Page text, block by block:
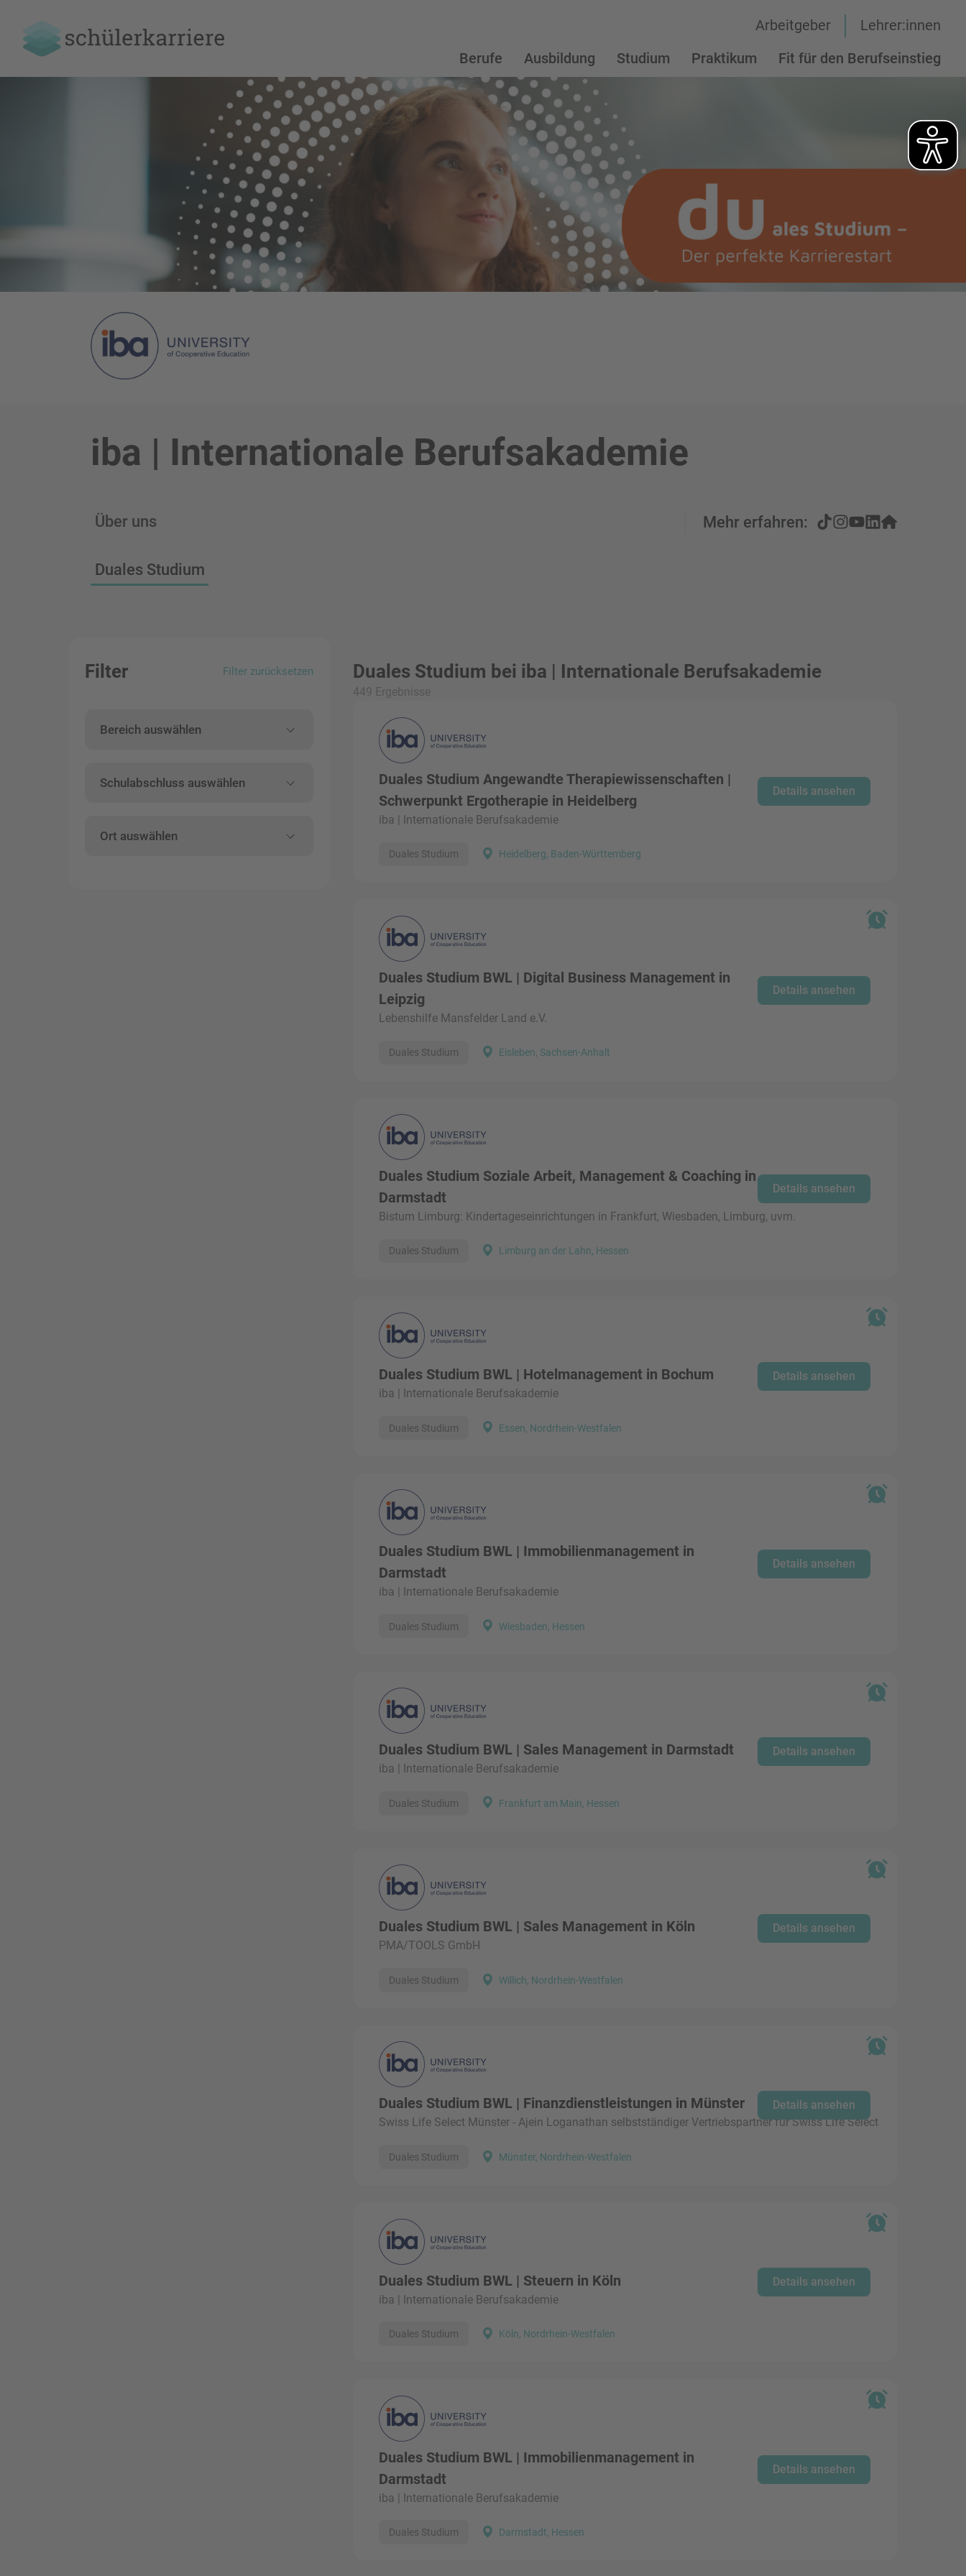
Berufe Ausbildung Studium Praktikum Fit für den Berufseinstieg
Arbeitgeber Lehrer:innen
iba | Internationale Berufsakademie
Über uns
Duales Studium
Mehr erfahren:
Filter Filter zurücksetzen
Bereich auswählen
Schulabschluss auswählen
Ort auswählen
Duales Studium bei iba | Internationale Berufsakademie
449 Ergebnisse
Duales Studium Angewandte Therapiewissenschaften |
Schwerpunkt Ergotherapie in Heidelberg
iba | Internationale Berufsakademie
Heidelberg, Baden-Württemberg
Duales Studium
Details ansehen
Duales Studium BWL | Digital Business Management in
Leipzig
Lebenshilfe Mansfelder Land e.V.
Eisleben, Sachsen-Anhalt
Duales Studium
Details ansehen
Duales Studium Soziale Arbeit, Management & Coaching in
Darmstadt
Bistum Limburg: Kindertageseinrichtungen in Frankfurt, Wiesbaden, Limburg, uvm.
Limburg an der Lahn, Hessen
Duales Studium
Details ansehen
Duales Studium BWL | Hotelmanagement in Bochum
iba | Internationale Berufsakademie
Essen, Nordrhein-Westfalen
Duales Studium
Details ansehen
Duales Studium BWL | Immobilienmanagement in
Darmstadt
iba | Internationale Berufsakademie
Wiesbaden, Hessen
Duales Studium
Details ansehen
Duales Studium BWL | Sales Management in Darmstadt
iba | Internationale Berufsakademie
Frankfurt am Main, Hessen
Duales Studium
Details ansehen
Duales Studium BWL | Sales Management in Köln
PMA/TOOLS GmbH
Willich, Nordrhein-Westfalen
Duales Studium
Details ansehen
Duales Studium BWL | Finanzdienstleistungen in Münster
Swiss Life Select Münster - Ajein Loganathan selbstständiger Vertriebspartner für Swiss Life Select
Münster, Nordrhein-Westfalen
Duales Studium
Details ansehen
Duales Studium BWL | Steuern in Köln
iba | Internationale Berufsakademie
Köln, Nordrhein-Westfalen
Duales Studium
Details ansehen
Duales Studium BWL | Immobilienmanagement in
Darmstadt
iba | Internationale Berufsakademie
Darmstadt, Hessen
Duales Studium
Details ansehen